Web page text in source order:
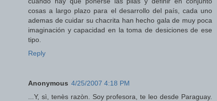
cosas a largo plazo para el desarrollo del país, cada uno
ademas de cuidar su chacrita han hecho gala de muy poca
imaginación y capacidad en la toma de desiciones de ese
tipo.
Reply
Anonymous 4/25/2007 4:18 PM
...Y, sì, tenès razòn. Soy profesora, te leo desde Paraguay.